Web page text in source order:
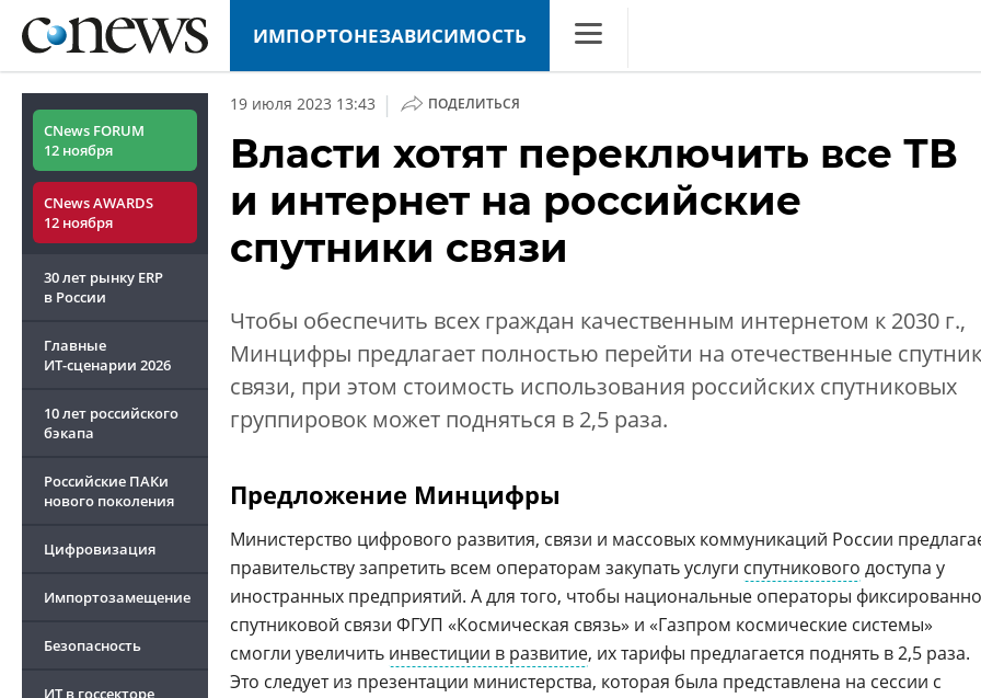
ИМПОРТОНЕЗАВИСИМОСТЬ
Конференции
Маркет
CNews FORUM
12 ноября
CNews AWARDS
12 ноября
30 лет рынку ERP
в России
Главные
ИТ-сценарии 2026
10 лет российского
бэкапа
Российские ПАКи
нового поколения
Цифровизация
Импортозамещение
Безопасность
ИТ в госсекторе
19 июля 2023 13:43 | ПОДЕЛИТЬСЯ
Власти хотят переключить все ТВ
и интернет на российские
спутники связи
Чтобы обеспечить всех граждан качественным интернетом к 2030 г.,
Минцифры предлагает полностью перейти на отечественные
связи, при этом стоимость использования российских спутниковых
группировок может подняться в 2,5 раза.
Предложение Минцифры
Министерство цифрового развития, связи и массовых коммуникаций России
правительству запретить всем операторам закупать услуги спутникового доступа у
иностранных предприятий. А для того, чтобы национальные операторы
спутниковой связи ФГУП «Космическая связь» и «Газпром космические системы»
смогли увеличить инвестиции в развитие, их тарифы предлагается поднять в 2,5 раза.
Это следует из презентации министерства, которая была представлена на сессии с